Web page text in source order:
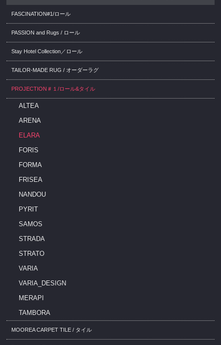
FASCINATION#1/ロール
PASSION and Rugs / ロール
Stay Hotel Collection／ロール
TAILOR-MADE RUG / オーダーラグ
PROJECTION＃１/ロール&タイル
ALTEA
ARENA
ELARA
FORIS
FORMA
FRISEA
NANDOU
PYRIT
SAMOS
STRADA
STRATO
VARIA
VARIA_DESIGN
MERAPI
TAMBORA
MOOREA CARPET TILE / タイル